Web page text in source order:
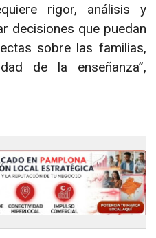
rigor, análisis y
decisiones que puedan
sobre las familias,
de la enseñanza”,